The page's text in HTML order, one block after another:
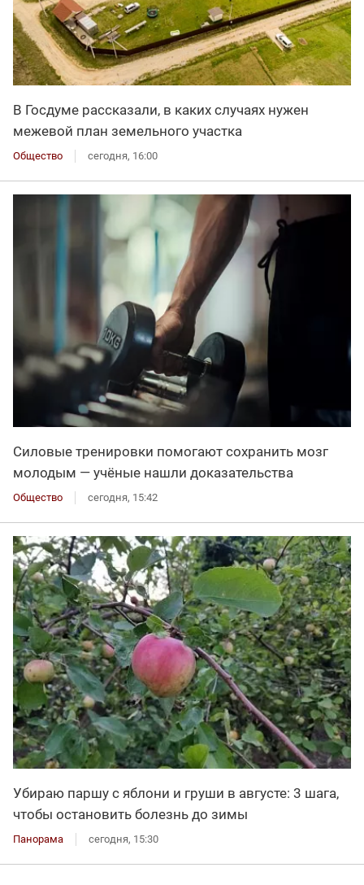
В Госдуме рассказали, в каких случаях нужен
межевой план земельного участка
Общество сегодня, 16:00
Силовые тренировки помогают сохранить мозг
молодым — учёные нашли доказательства
Общество сегодня, 15:42
Убираю паршу с яблони и груши в августе: 3 шага,
чтобы остановить болезнь до зимы
Панорама сегодня, 15:30